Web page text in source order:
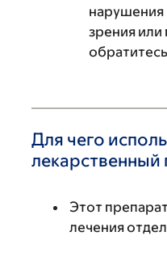
нарушения
зрения или
Для чего
лекарственный
Этот
лечения